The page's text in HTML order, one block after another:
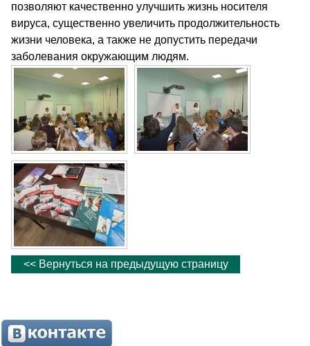
позволяют качественно улучшить жизнь носителя
вируса, существенно увеличить продолжительность
жизни человека, а также не допустить передачи
заболевания окружающим людям.
<< Вернуться на предыдущую страницу